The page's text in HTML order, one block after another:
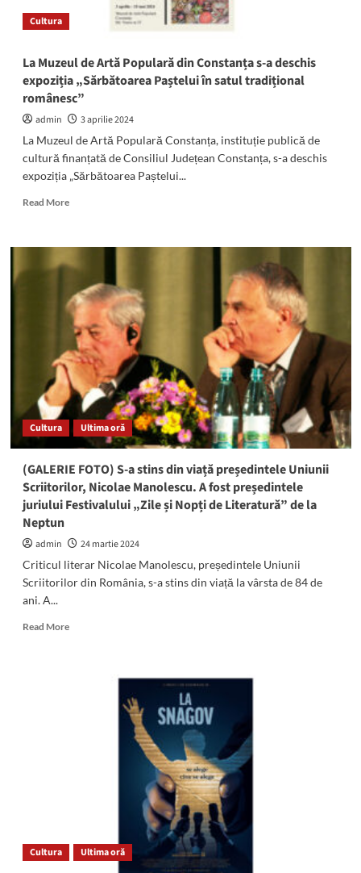
Dobrogea”.
câștigătorii
Cultura
La Muzeul de Artă Populară din Constanța s-a deschis
expoziția „Sărbătoarea Paștelui în satul tradițional
românesc”
admin
3 aprilie 2024
La Muzeul de Artă Populară Constanța, instituție publică de
cultură finanțată de Consiliul Județean Constanța, s-a deschis
expoziția „Sărbătoarea Paștelui...
Read MoreRead
La
Artă
Populară
din
Constanța
s-
a
deschis
expoziția
„Sărbătoarea
Paștelui
tradițional
românesc”
Cultura Ultima oră
(GALERIE FOTO) S-a stins din viață președintele Uniunii
Scriitorilor, Nicolae Manolescu. A fost președintele
juriului Festivalului „Zile și Nopți de Literatură” de la
Neptun
admin
24 martie 2024
Criticul literar Nicolae Manolescu, președintele Uniunii
Scriitorilor din România, s-a stins din viață la vârsta de 84 de
ani. A...
Read MoreRead
Cultura Ultima oră